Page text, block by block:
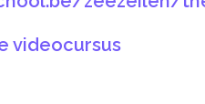
videocursus